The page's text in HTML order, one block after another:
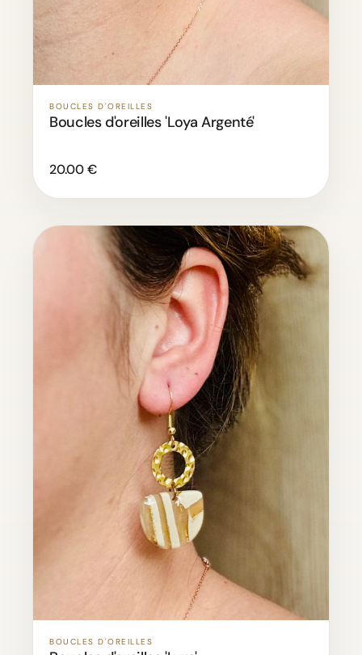
BOUCLES D'OREILLES
Boucles d'oreilles 'Loya Argenté'
20.00 €
BOUCLES D'OREILLES